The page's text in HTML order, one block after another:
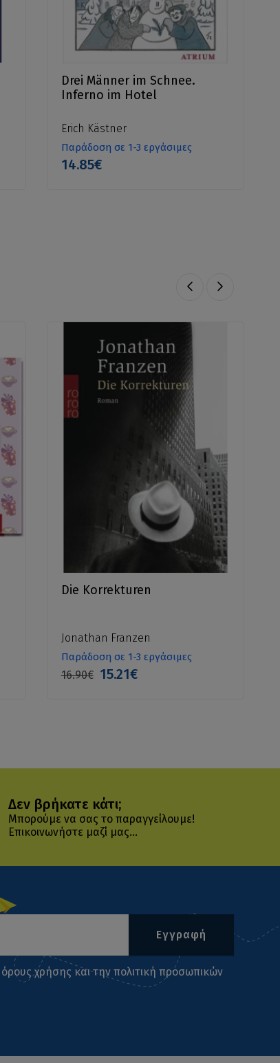
Drei Männer im Schnee.
Inferno im Hotel
Erich Kästner
Παράδοση σε 1-3 εργάσιμες
14.85€
Die Korrekturen
Jonathan Franzen
Παράδοση σε 1-3 εργάσιμες
16.90€ 15.21€
Δεν βρήκατε κάτι;
Μπορούμε να σας το παραγγείλουμε!
Επικοινωνήστε μαζί μας...
Εγγραφή
όρους χρήσης και την πολιτική προσωπικών